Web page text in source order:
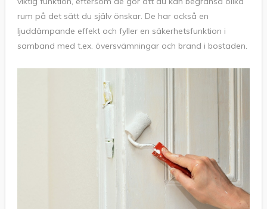
rum på det sätt du själv önskar. De har också en
ljuddämpande effekt och fyller en säkerhetsfunktion i
samband med t.ex. översvämningar och brand i bostaden.